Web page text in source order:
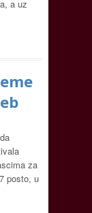
a uz
za
posto, u